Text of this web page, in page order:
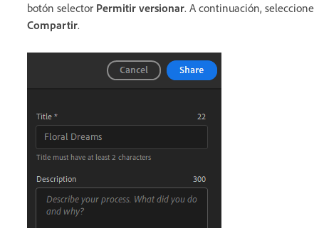
botón selector Permitir versionar. A continuación, seleccione
Compartir.